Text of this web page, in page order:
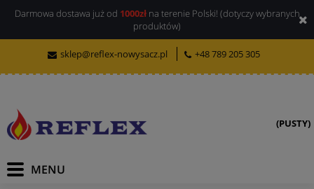
Darmowa dostawa już od 1000złna terenie Polski! (dotyczy wybranych
produktów)
sklep@reflex-nowysacz.pl +48 789 205 305
(PUSTY)